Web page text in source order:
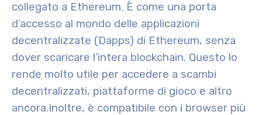
collegato a Ethereum. È come una porta
d’accesso al mondo delle applicazioni
decentralizzate (Dapps) di Ethereum, senza
dover scaricare l’intera blockchain. Questo lo
rende molto utile per accedere a scambi
decentralizzati, piattaforme di gioco e altro
ancora.Inoltre, è compatibile con i browser più